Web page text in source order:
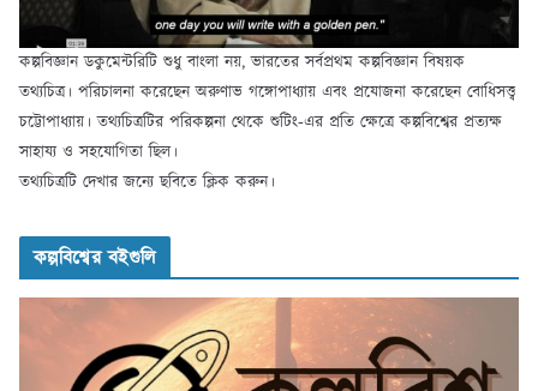
কল্পবিজ্ঞান ডকুমেন্টরিটি শুধু বাংলা নয়, ভারতের সর্বপ্রথম কল্পবিজ্ঞান বিষয়ক
তথ্যচিত্র। পরিচালনা করেছেন অরুণাভ গঙ্গোপাধ্যায় এবং প্রযোজনা করেছেন বোধিসত্ত্ব
চট্টোপাধ্যায়। তথ্যচিত্রটির পরিকল্পনা থেকে শুটিং-এর প্রতি ক্ষেত্রে কল্পবিশ্বের প্রত্যক্ষ
সাহায্য ও সহযোগিতা ছিল।
তথ্যচিত্রটি দেখার জন্যে ছবিতে ক্লিক করুন।
কল্পবিশ্বের বইগুলি